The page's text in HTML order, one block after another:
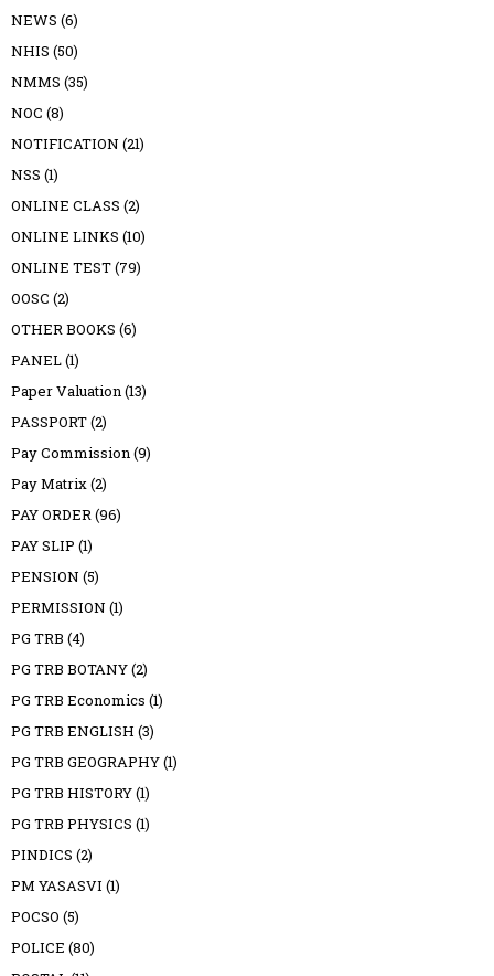
NEWS (6)
NHIS (50)
NMMS (35)
NOC (8)
NOTIFICATION (21)
NSS (1)
ONLINE CLASS (2)
ONLINE LINKS (10)
ONLINE TEST(79)
OOSC (2)
OTHER BOOKS (6)
PANEL(1)
Paper Valuation(13)
PASSPORT(2)
Pay Commission(9)
Pay Matrix(2)
PAY ORDER(96)
PAY SLIP (1)
PENSION (5)
PERMISSION (1)
PG TRB (4)
PG TRB BOTANY(2)
PG TRB Economics (1)
PG TRB ENGLISH (3)
PG TRB GEOGRAPHY(1)
PG TRB HISTORY(1)
PG TRB PHYSICS (1)
PINDICS (2)
PM YASASVI (1)
POCSO (5)
POLICE (80)